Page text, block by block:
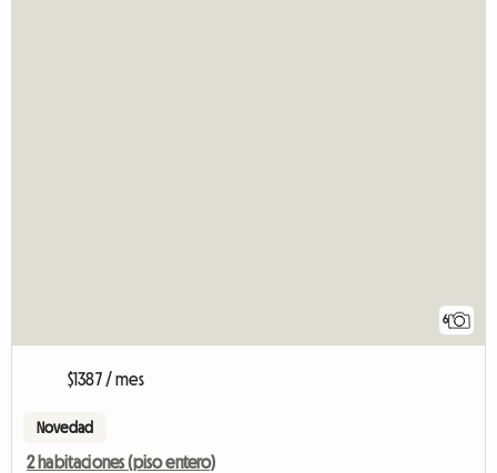
6
$1387 / mes
Novedad
2 habitaciones (piso entero)